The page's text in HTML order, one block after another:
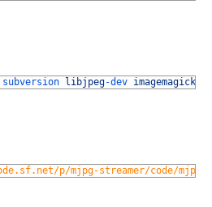
subversion libjpeg-dev imagemagick
p/mjpg-streamer/code/mjpg-